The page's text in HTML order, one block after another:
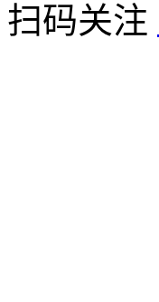
扫码关注